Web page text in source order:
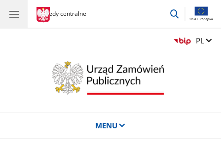
gov.pl
Urzędy centralne
gov.pl
Urzędy
przejdź
Zmień
PL
MENU